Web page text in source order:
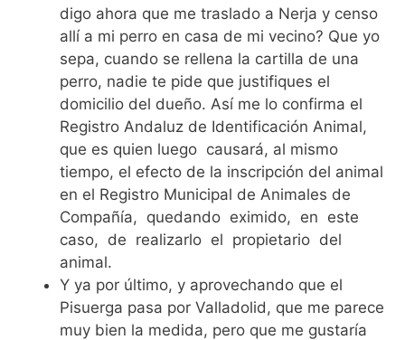
digo ahora que me traslado a Nerja y censo
allí a mi perro en casa de mi vecino? Que yo
sepa, cuando se rellena la cartilla de una
perro, nadie te pide que justifiques el
domicilio del dueño. Así me lo confirma el
Registro Andaluz de Identificación Animal,
que es quien luego causará, al mismo
tiempo, el efecto de la inscripción del animal
en el Registro Municipal de Animales de
Compañía, quedando eximido, en este
caso, de realizarlo el propietario del
animal.
Y ya por último, y aprovechando que el
Pisuerga pasa por Valladolid, que me parece
muy bien la medida, pero que me gustaría